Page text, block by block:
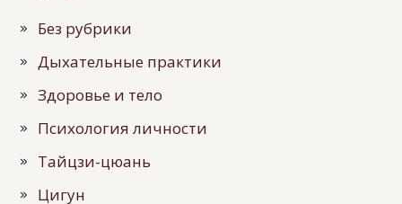
Без рубрики
Дыхательные практики
Здоровье и тело
Психология личности
Тайцзи-цюань
Цигун